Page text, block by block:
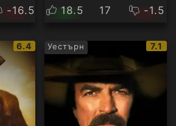
-16.5 18.5 17 -1.5
IMDb
рейтинг:
6.4 Уестърн
IMDb
7.1